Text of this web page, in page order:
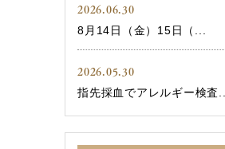
2026.06.30
8月14日（金）15日（...
2026.05.30
指先採血でアレルギー検査...